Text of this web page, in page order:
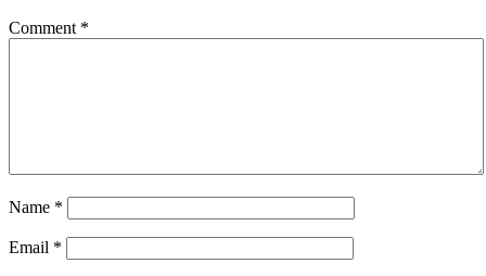
Comment *
Name *
Email *